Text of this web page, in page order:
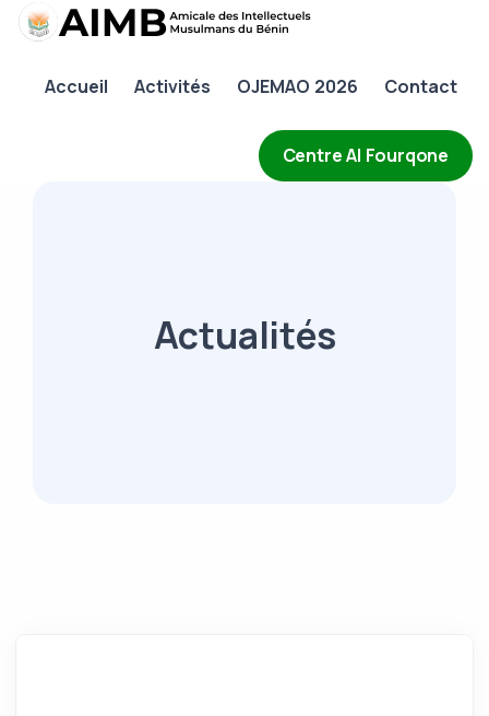
Accueil Activités OJEMAO 2026 Contact
Centre Al Fourqone
AIMB
Activités
Actualités